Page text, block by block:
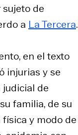
de
a La Tercera.
en el texto
injurias y se
de
familia, de su
y modo de